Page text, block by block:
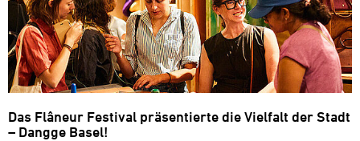
Das Flâneur Festival präsentierte die Vielfalt der Stadt
– Dangge Basel!